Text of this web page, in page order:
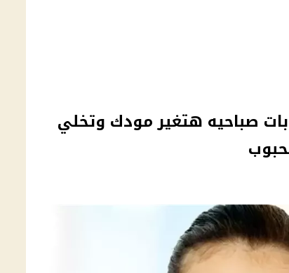
صباحيه هتغير مودك وتخلي